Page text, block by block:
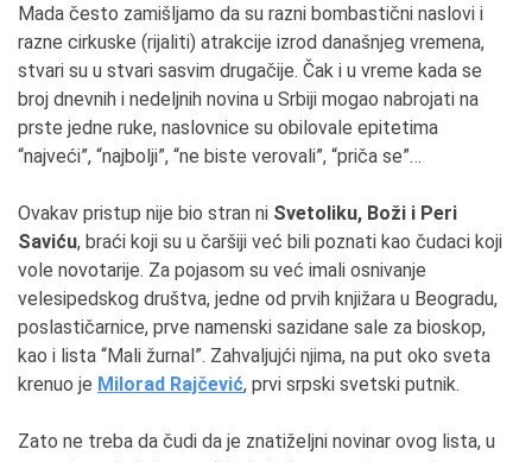
Mada često zamišljamo da su razni bombastični naslovi i
razne cirkuske (rijaliti) atrakcije izrod današnjeg vremena,
stvari su u stvari sasvim drugačije. Čak i u vreme kada se
broj dnevnih i nedeljnih novina u Srbiji mogao nabrojati na
prste jedne ruke, naslovnice su obilovale epitetima
“najveći”, “najbolji”, “ne biste verovali”, “priča se”…
Ovakav pristup nije bio stran ni Svetoliku, Boži i Peri
Saviću, braći koji su u čaršiji već bili poznati kao čudaci koji
vole novotarije. Za pojasom su već imali osnivanje
velesipedskog društva, jedne od prvih knjižara u Beogradu,
poslastičarnice, prve namenski sazidane sale za bioskop,
kao i lista “Mali žurnal”. Zahvaljujći njima, na put oko sveta
krenuo je Milorad Rajčević, prvi srpski svetski putnik.
Zato ne treba da čudi da je znatiželjni novinar ovog lista, u